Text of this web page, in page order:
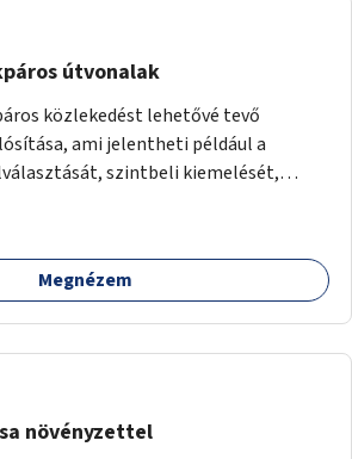
útvonalak
közlekedést lehetővé tevő
ami jelentheti például a
szintbeli kiemelését,
utcák megnyitását
Megnézem
növényzettel